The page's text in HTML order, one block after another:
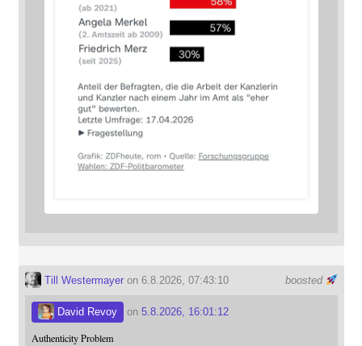
boosted
Till Westermayeron 6.8.2026, 07:43:10
David Revoy on 5.8.2026, 16:01:12
Authenticity Problem